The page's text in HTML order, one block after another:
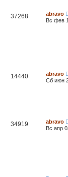
37268
abravo
Вс фев
14440
abravo
Сб июн
34919
abravo
Вс апр